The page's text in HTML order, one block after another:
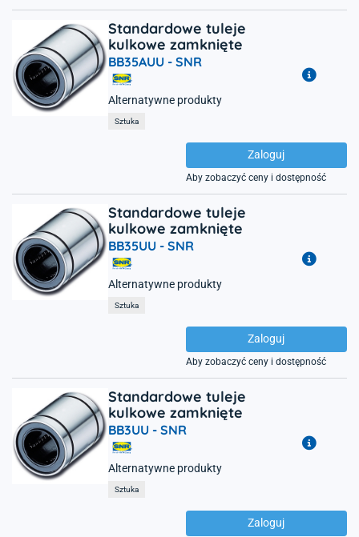
Standardowe tuleje
kulkowe zamknięte
BB35AUU - SNR
Alternatywne produkty
Sztuka
Zaloguj
Aby zobaczyć ceny i dostępność
Standardowe tuleje
kulkowe zamknięte
BB35UU - SNR
Alternatywne produkty
Sztuka
Zaloguj
Aby zobaczyć ceny i dostępność
Standardowe tuleje
kulkowe zamknięte
BB3UU - SNR
Alternatywne produkty
Sztuka
Zaloguj